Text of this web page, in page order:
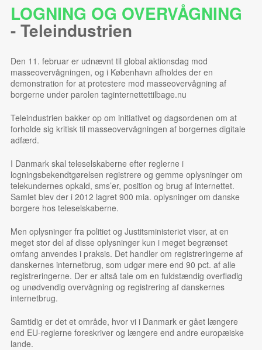
LOGNING OG OVERVÅGNING
-Teleindustrien
Den 11. februar er udnævnt til global aktionsdag mod
masseovervågningen, og i København afholdes der en
demonstration for at protestere mod masseovervågning af
borgerne under parolen taginternettettilbage.nu
Teleindustrien bakker op om initiativet og dagsordenen om at
forholde sig kritisk til masseovervågningen af borgernes digitale
adfærd.
I Danmark skal teleselskaberne efter reglerne i
logningsbekendtgørelsen registrere og gemme oplysninger om
telekundernes opkald, sms’er, position og brug af internettet.
Samlet blev der i 2012 lagret 900 mia. oplysninger om danske
borgere hos teleselskaberne.
Men oplysninger fra politiet og Justitsministeriet viser, at en
meget stor del af disse oplysninger kun i meget begrænset
omfang anvendes i praksis. Det handler om registreringerne af
danskernes internetbrug, som udgør mere end 90 pct. af alle
registreringerne. Der er altså tale om en fuldstændig overflødig
og unødvendig overvågning og registrering af danskernes
internetbrug.
Samtidig er det et område, hvor vi i Danmark er gået længere
end EU-reglerne foreskriver og længere end andre europæiske
lande.